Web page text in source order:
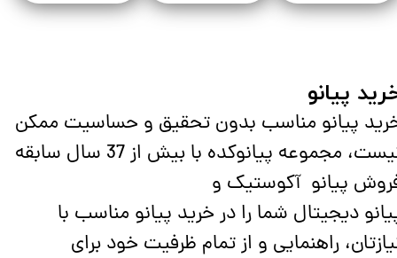
پیانو
پیانو مناسب بدون تحقیق و حساسیت ممکن
نیست، مجموعه پیانوکده با بیش از 37 سال سابقه
پیانو آکوستیک و
دیجیتال شما را در خرید پیانو مناسب با
راهنمایی و از تمام ظرفیت خود برای